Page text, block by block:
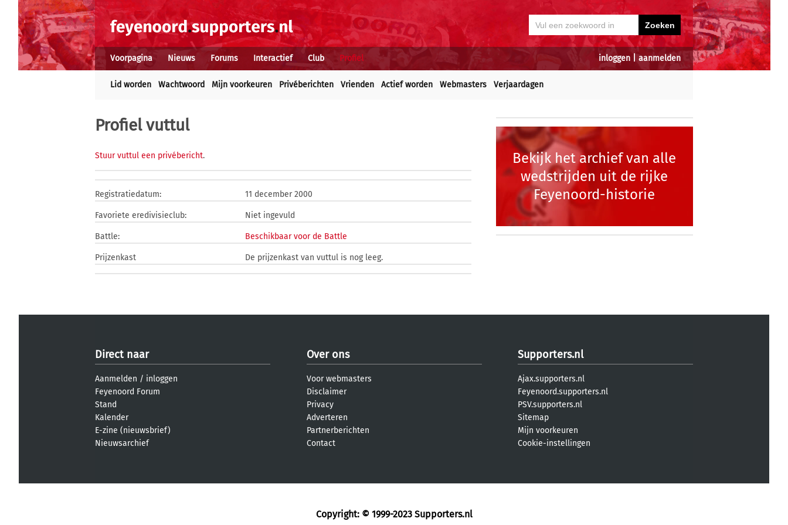
inloggen aanmelden
Voorpagina Nieuws Forums Interactief Club Profiel
Lid worden Wachtwoord Mijn voorkeuren Privéberichten Vrienden Actief worden Webmasters Verjaardagen
Profiel vuttul
Stuur vuttul een privébericht.
Registratiedatum: 11 december 2000
Favoriete eredivisieclub: Niet ingevuld
Battle: Beschikbaar voor de Battle
Prijzenkast De prijzenkast van vuttul is nog leeg.
Bekijk het archief van alle
wedstrijden uit de rijke
Feyenoord-historie
Direct naar
Aanmelden / inloggen
Feyenoord Forum
Stand
Kalender
E-zine (nieuwsbrief)
Nieuwsarchief
Over ons
Voor webmasters
Disclaimer
Privacy
Adverteren
Partnerberichten
Contact
Supporters.nl
Ajax.supporters.nl
Feyenoord.supporters.nl
PSV.supporters.nl
Sitemap
Mijn voorkeuren
Cookie-instellingen
Copyright: © 1999-2023 Supporters.nl